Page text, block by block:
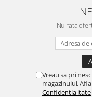
Nu rata
Vreau sa
magazinului.
Confidentialitate